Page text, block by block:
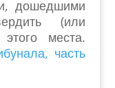
дошедшими
(или
этого места.
часть